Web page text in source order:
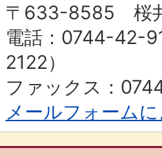
〒633-8585 桜
電話：0744-42-
2122）
ファックス：
メールフォーム